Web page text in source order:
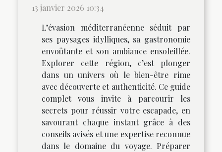
13 janvier 2026 10:34
L’évasion méditerranéenne séduit par
ses paysages idylliques, sa gastronomie
envoûtante et son ambiance ensoleillée.
Explorer cette région, c’est plonger
dans un univers où le bien-être rime
avec découverte et authenticité. Ce guide
complet vous invite à parcourir les
secrets pour réussir votre escapade, en
savourant chaque instant grâce à des
conseils avisés et une expertise reconnue
dans le domaine du voyage. Préparer